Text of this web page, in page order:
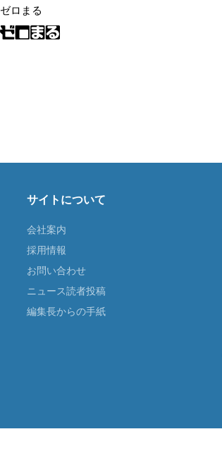
ゼロまる
サイトについて
会社案内
採用情報
お問い合わせ
ニュース読者投稿
編集長からの手紙